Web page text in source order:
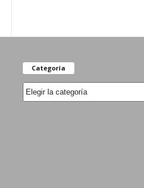
Categoría
Categoría